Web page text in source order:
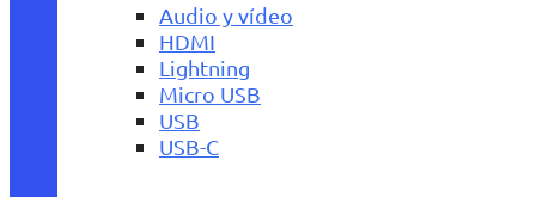
Audio y vídeo
HDMI
Lightning
Micro USB
USB
USB-C